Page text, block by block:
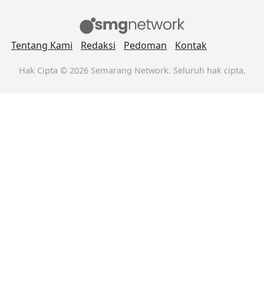
Tentang Kami Redaksi Pedoman Kontak
Hak Cipta © 2026 Semarang Network. Seluruh hak cipta.